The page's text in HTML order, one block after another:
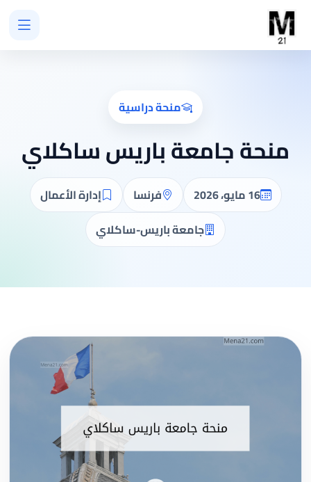
منحة دراسية
منحة جامعة باريس ساكلاي
16 مايو، 2026 فرنسا
إدارة الأعمال
جامعة باريس-ساكلاي